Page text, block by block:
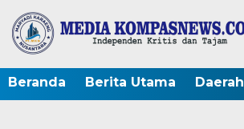
Beranda Berita Utama Daerah